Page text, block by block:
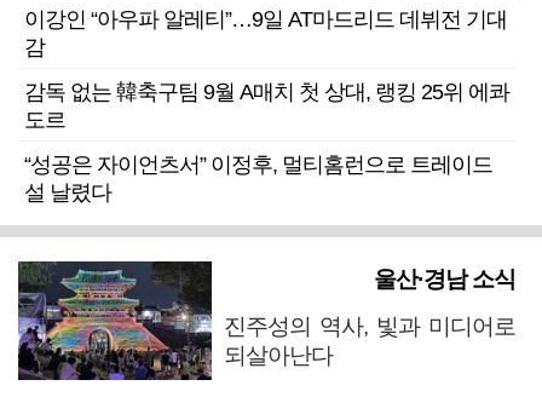
이강인 “아우파 알레티”…9일 AT마드리드 데뷔전 기대
감
감독 없는 韓축구팀 9월 A매치 첫 상대, 랭킹 25위 에콰
도르
“성공은 자이언츠서” 이정후, 멀티홈런으로 트레이드
설 날렸다
울산·경남 소식
진주성의 역사, 빛과 미디어로
되살아난다